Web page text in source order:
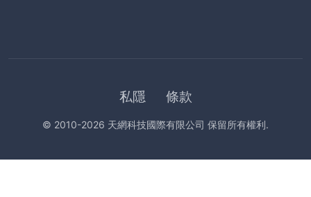
私隱 條款
© 2010-2026 天網科技國際有限公司 保留所有權利.